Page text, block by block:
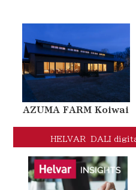
AZUMA FARM Koiwai
HELVAR DALI